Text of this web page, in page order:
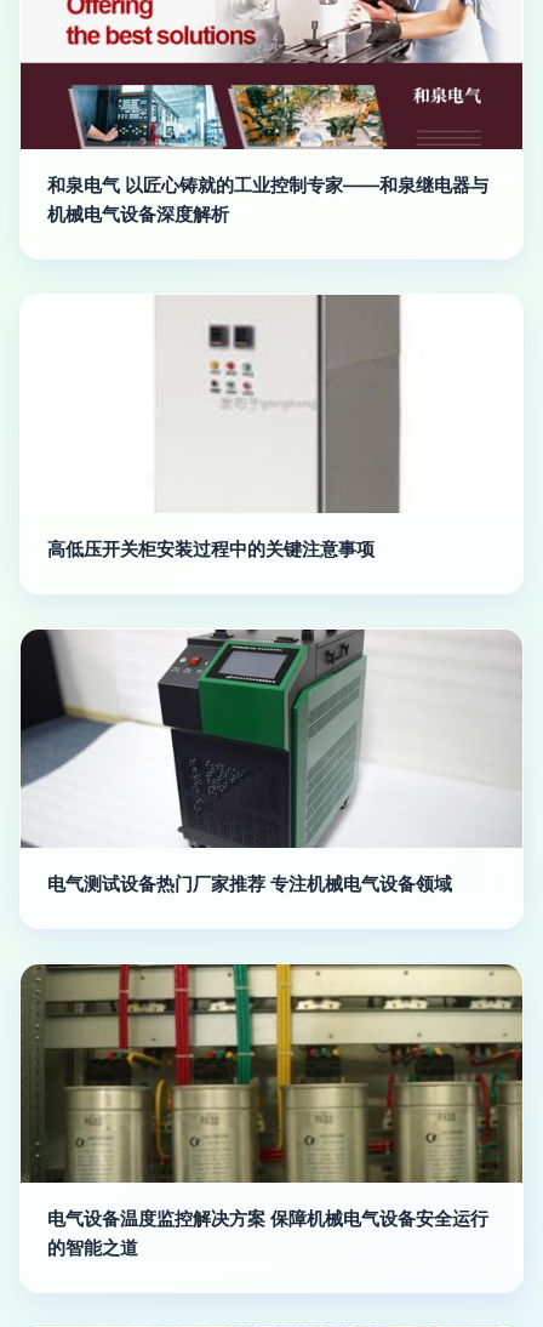
和泉电气 以匠心铸就的工业控制专家——和泉继电器与
机械电气设备深度解析
高低压开关柜安装过程中的关键注意事项
电气测试设备热门厂家推荐 专注机械电气设备领域
电气设备温度监控解决方案 保障机械电气设备安全运行
的智能之道